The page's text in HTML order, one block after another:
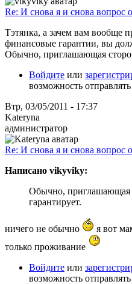
Re: И снова я и снова вопрос
Тэтянка, а зачем вам вообще
финансовые гарантии, вы
Обычно, приглашающая
Войдите или
возможность
Втр, 03/05/2011 - 17:37
Kateryna
администратор
Re: И снова я и снова вопрос
Написано vikyviky:
Обычно, приглашающая
гарантирует.
ничего не обычно
я вот
только проживание
Войдите или
возможность